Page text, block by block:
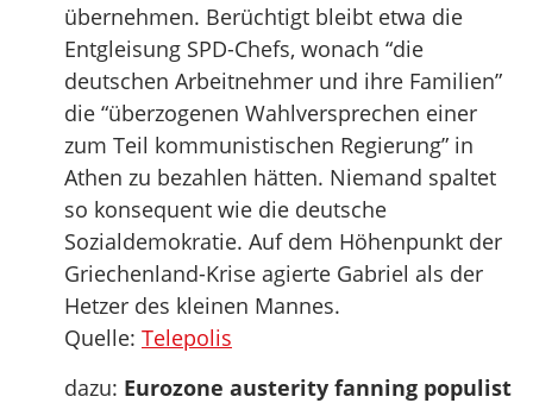
übernehmen. Berüchtigt bleibt etwa die
Entgleisung SPD-Chefs, wonach “die
deutschen Arbeitnehmer und ihre Familien”
die “überzogenen Wahlversprechen einer
zum Teil kommunistischen Regierung” in
Athen zu bezahlen hätten. Niemand spaltet
so konsequent wie die deutsche
Sozialdemokratie. Auf dem Höhenpunkt der
Griechenland-Krise agierte Gabriel als der
Hetzer des kleinen Mannes.
Quelle: Telepolis
dazu: Eurozone austerity fanning populist